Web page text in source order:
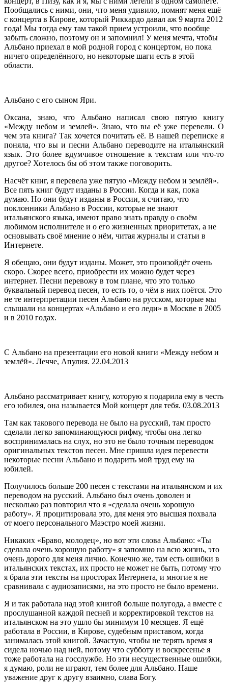
Пообщались с ними, они, что меня удивило, помнят меня ещё
с концерта в Кирове, который Риккардо давал аж 9 марта 2012
года! Мы тогда ему там такой прием устроили, что вообще
забыть сложно, поэтому он и запомнил! У меня мечта, чтобы
Альбано приехал в мой родной город с концертом, но пока
ничего определённого, но некоторые шаги есть в этой
области.
Альбано с его сыном Яри.
Оксана, знаю, что Альбано написал свою пятую книгу
«Между небом и землей». Знаю, что вы её уже перевели. О
чем эта книга? Так хочется почитать её. В нашей переписке я
поняла, что вы и песни Альбано переводите на итальянский
язык. Это более вдумчивое отношение к текстам или что-то
другое? Хотелось бы об этом также поговорить.
Насчёт книг, я перевела уже пятую «Между небом и землёй».
Все пять книг будут изданы в России. Когда и как, пока
думаю. Но они будут изданы в России, я считаю, что
поклонники Альбано в России, которые не знают
итальянского языка, имеют право знать правду о своём
любимом исполнителе и о его жизненных приоритетах, а не
основывать своё мнение о нём, читая журналы и статьи в
Интернете.
Я обещаю, они будут изданы. Может, это произойдёт очень
скоро. Скорее всего, приобрести их можно будет через
интернет. Песни перевожу в том плане, что это только
буквальный перевод песен, то есть то, о чём в них поётся. Это
не те интерпретации песен Альбано на русском, которые мы
слышали на концертах «Альбано и его леди» в Москве в 2005
и в 2010 годах.
С Альбано на презентации его новой книги «Между небом и
землёй». Лечче, Апулия. 22.04.2013
Альбано рассматривает книгу, которую я подарила ему в честь
его юбилея, она называется Мой концерт для тебя. 03.08.2013
Там как такового перевода не было на русский, там просто
сделали легко запоминающуюся рифму, чтобы она легко
воспринималась на слух, но это не было точным переводом
оригинальных текстов песен. Мне пришла идея перевести
некоторые песни Альбано и подарить мой труд ему на
юбилей.
Получилось больше 200 песен с текстами на итальянском и их
переводом на русский. Альбано был очень доволен и
несколько раз повторил что я «сделала очень хорошую
работу». Я процитировала это, для меня это высшая похвала
от моего персонального Маэстро моей жизни.
Никаких «Браво, молодец», но вот эти слова Альбано: «Ты
сделала очень хорошую работу» я запомню на всю жизнь, это
очень дорого для меня лично. Конечно же, там есть ошибки в
итальянских текстах, их просто не может не быть, потому что
я брала эти тексты на просторах Интернета, и многие я не
сравнивала с аудиозаписями, на это просто не было времени.
Я и так работала над этой книгой больше полугода, а вместе с
прослушанной каждой песней и корректировкой текстов на
итальянском на это ушло бы минимум 10 месяцев. Я ещё
работала в России, в Кирове, судебным приставом, когда
занималась этой книгой. Зачастую, чтобы не терять время я
сидела ночью над ней, потому что субботу и воскресенье я
тоже работала на госслужбе. Но эти несущественные ошибки,
я думаю, роли не играют, тем более для Альбано. Наше
уважение друг к другу взаимно, слава Богу.